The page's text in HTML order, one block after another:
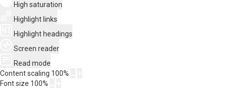
High saturation
Highlight links
Highlight headings
Screen reader
Read mode
Content scaling 100%
Font size 100%